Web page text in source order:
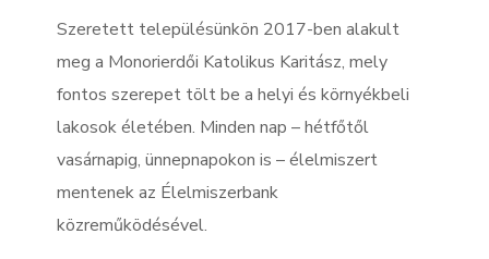
Szeretett településünkön 2017-ben alakult
meg a Monorierdői Katolikus Karitász, mely
fontos szerepet tölt be a helyi és környékbeli
lakosok életében. Minden nap – hétfőtől
vasárnapig, ünnepnapokon is – élelmiszert
mentenek az Élelmiszerbank
közreműködésével.